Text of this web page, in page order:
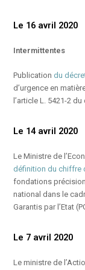
Le 16 avril 2020
Intermittentes
Publication du
d’urgence en
l’article L. 5421-2
Le 14 avril 2020
Le Ministre de
définition du chiffre
fondations
national dans le
Garantis par l’Etat
Le 7 avril 2020
Le ministre de